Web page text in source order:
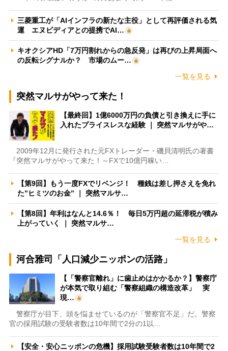
三菱重工が「AIインフラの新たな主役」として再評価される気
運 エヌビディアとの提携でAI…
キオクシアHD「7万円割れからの急反発」は再びの上昇局面へ
の反転シグナルか？ 市場のムー…
一覧を見る
突然マルサがやって来た！
【最終回】1億6000万円の負債と引き換えに手に
入れたプライスレスな経験 ｜ 突然マルサがや…
2009年12月に発行された元FXトレーダー・磯貝清明氏の著書
『突然マルサがやって来た！～FXで10億円稼い…
【第9回】もう一度FXでリベンジ！ 種銭は差し押さえを免れ
た”ヒミツのお金” ｜ 突然マルサ…
【第8回】年利はなんと14.6％！ 毎日5万円超の延滞税が積み
上がっていく ｜ 突然マルサ…
一覧を見る
河合雅司「人口減少ニッポンの活路」
【「警察官離れ」に歯止めはかかるか？】警察庁
が本気で取り組む「警察組織の構造改革」 実
現…
警察庁が目下、頭を悩ませているのが「警察官不足」だ。警察
官の採用試験の受験者数は10年間で2分の1以…
【安全・安心ニッポンの危機】採用試験受験者数は10年間で2